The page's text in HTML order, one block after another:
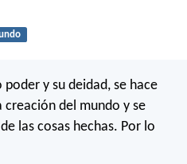
y su deidad, se hace
del mundo y se
las cosas hechas. Por lo